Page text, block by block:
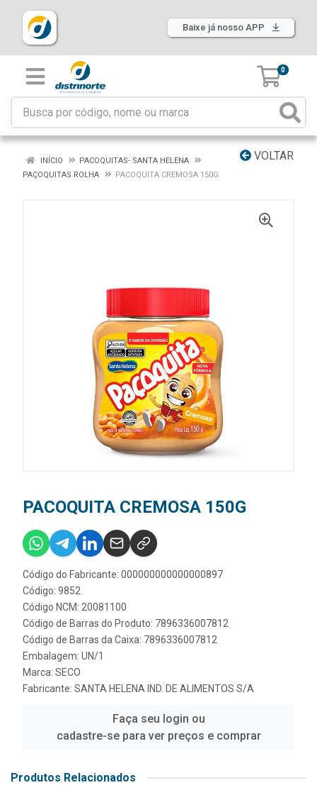
Baixe já nosso APP
0
VOLTAR
INÍCIO
PACOQUITAS- SANTA HELENA
PAÇOQUITAS ROLHA
PACOQUITA CREMOSA 150G
PACOQUITA CREMOSA 150G
Código do Fabricante: 000000000000000897
Código: 9852
Código NCM: 20081100
Código de Barras do Produto: 7896336007812
Código de Barras da Caixa: 7896336007812
Embalagem: UN/1
Marca: SECO
Fabricante: SANTA HELENA IND. DE ALIMENTOS S/A
Faça seu login ou
cadastre-se para ver preços e comprar
Produtos Relacionados